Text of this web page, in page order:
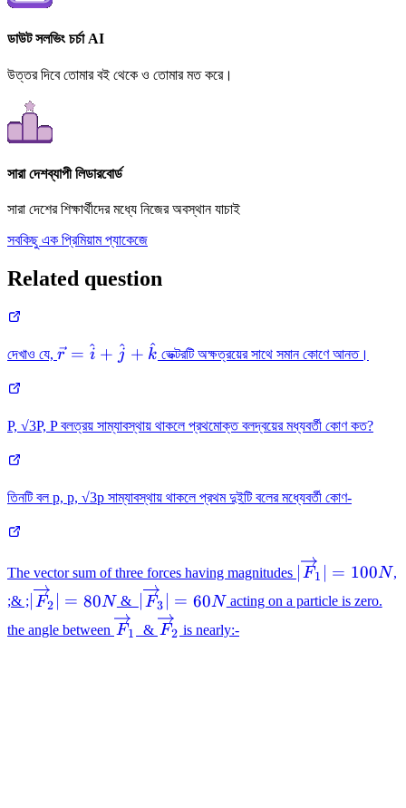
ডাউট সলভিং চর্চা AI
উত্তর দিবে তোমার বই থেকে ও তোমার মত করে।
সারা দেশব্যাপী লিডারবোর্ড
সারা দেশের শিক্ষার্থীদের মধ্যে নিজের অবস্থান যাচাই
সবকিছু এক প্রিমিয়াম প্যাকেজে
Related question
দেখাও যে, \vec{r}=\hat{i}+\hat{j}+\hat{k}
r = i
^ + j
^ + k
^ ভেক্টরটি অক্ষত্রয়ের সাথে সমান কোণে আনত।
P, √3P, P বলত্রয় সাম্যাবস্থায় থাকলে প্রথমোক্ত বলদ্বয়ের মধ্যবর্তী কোণ কত?
তিনটি বল p, p, √3p সাম্যাবস্থায় থাকলে প্রথম দুইটি বলের মধ্যেবর্তী কোণ-
The vector sum of three forces having magnitudes |
F_1 | = 100 N
F1 = 100N,
;& ;|
\overrightarrow
F_2 | = 80 N
F2 = 80N & |
\overrightarrow
F_3 | = 60 N
F3 = 60N acting on a particle is zero.
the angle between \overrightarrow
F1 & \overrightarrow
F2 is nearly:-